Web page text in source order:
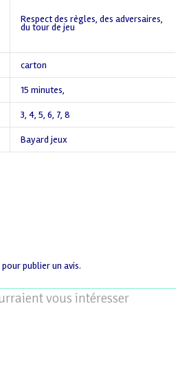
Respect des règles, des adversaires,
du tour de jeu
carton
15 minutes,
3,4,5,6, 7,8
Bayard jeux
pour publier un avis.
vous intéresser